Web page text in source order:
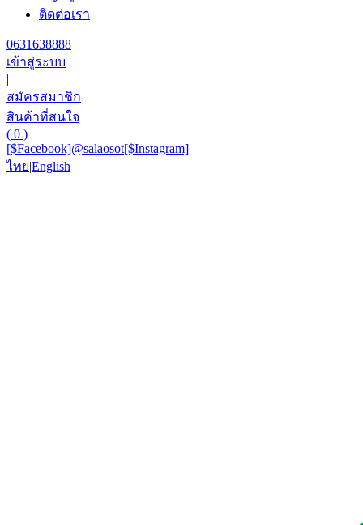
ติดต่อเรา
0631638888
เข้าสู่ระบบ
|
สมัครสมาชิก
สินค้าที่สนใจ
( 0 )
[$Facebook]@salaosot[$Instagram]
ไทย|English